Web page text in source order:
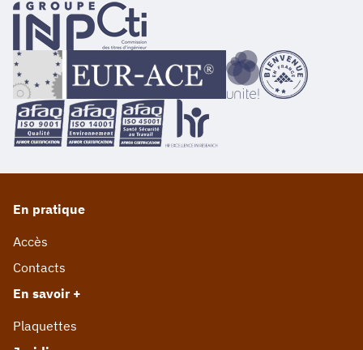
En pratique
Accès
Contacts
En savoir +
Plaquettes